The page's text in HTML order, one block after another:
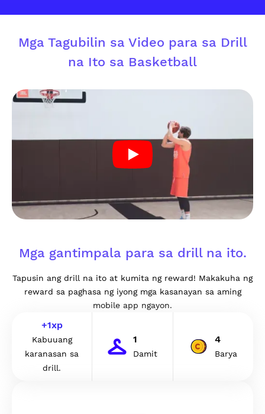
Mga Tagubilin sa Video para sa Drill
na Ito sa Basketball
Mga gantimpala para sa drill na ito.
Tapusin ang drill na ito at kumita ng reward! Makakuha ng
reward sa paghasa ng iyong mga kasanayan sa aming
mobile app ngayon.
+1xp
Kabuuang
karanasan sa
drill.
1
Damit
4
Barya